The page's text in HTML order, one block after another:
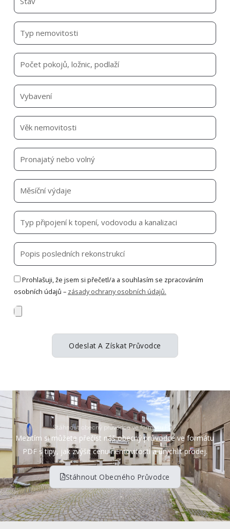
posledních
rekonstrukcí
Prohlašuji, že jsem si přečetl/a a souhlasím se zpracováním
osobních údajů – zásady ochrany osobních údajů.
Pokud
Odeslat A Získat Průvodce
Stáhnout obecný průvodce ve formátu PDF
Mezitím si můžete přečíst náš obecný průvodce ve formátu
PDF s tipy, jak zvýšit cenu nemovitosti a urychlit prodej.
Stáhnout Obecného Průvodce